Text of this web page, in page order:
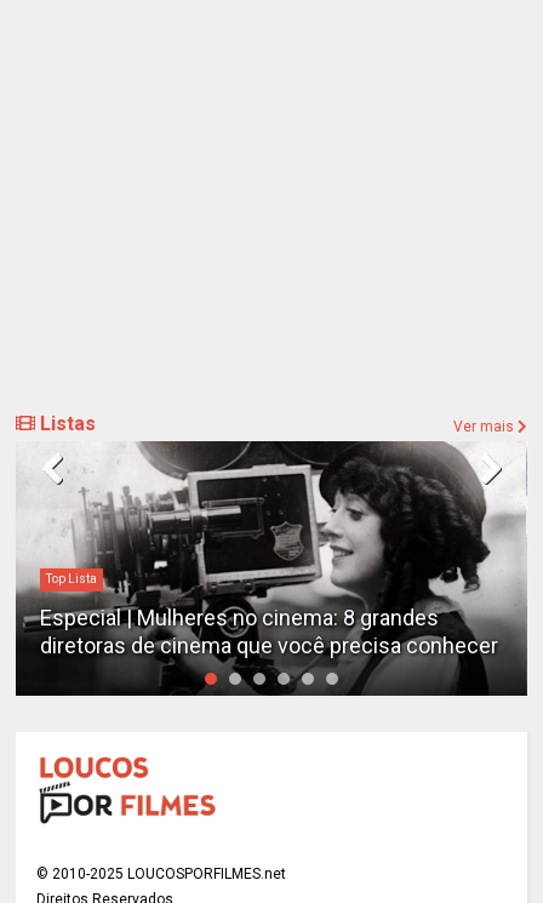
Listas Ver mais
Top Lista
Especial | Mulheres no cinema: 8 grandes
diretoras de cinema que você precisa conhecer
© 2010-2025 LOUCOSPORFILMES.net
Direitos Reservados.